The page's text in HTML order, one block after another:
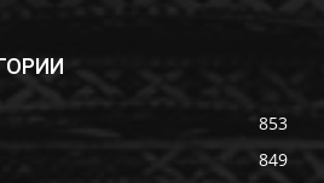
853
849